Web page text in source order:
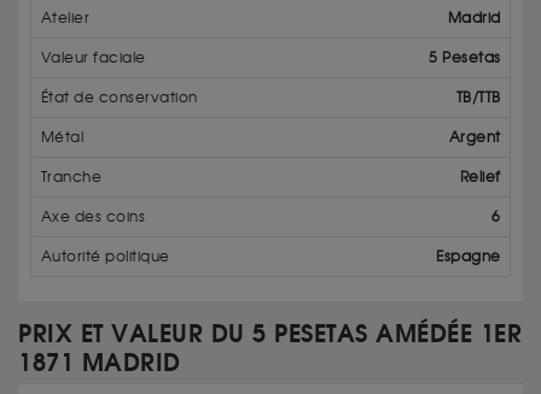
Atelier Madrid
Valeur faciale 5 Pesetas
État de conservation TB/TTB
Métal Argent
Tranche Relief
Axe des coins 6
Autorité politique Espagne
PRIX ET VALEUR DU 5 PESETAS AMÉDÉE 1ER
1871 MADRID